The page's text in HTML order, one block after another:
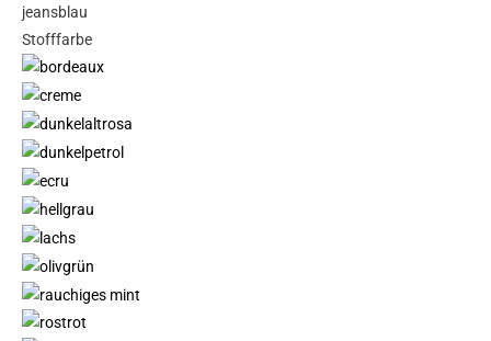
jeansblau
Stofffarbe